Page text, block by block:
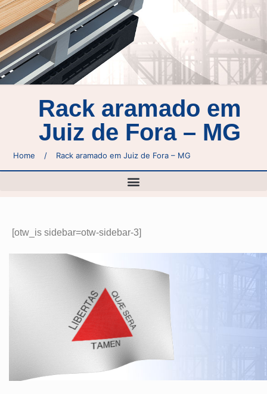
Rack aramado em
Juiz de Fora – MG
Home / Rack aramado em Juiz de Fora – MG
[otw_is sidebar=otw-sidebar-3]